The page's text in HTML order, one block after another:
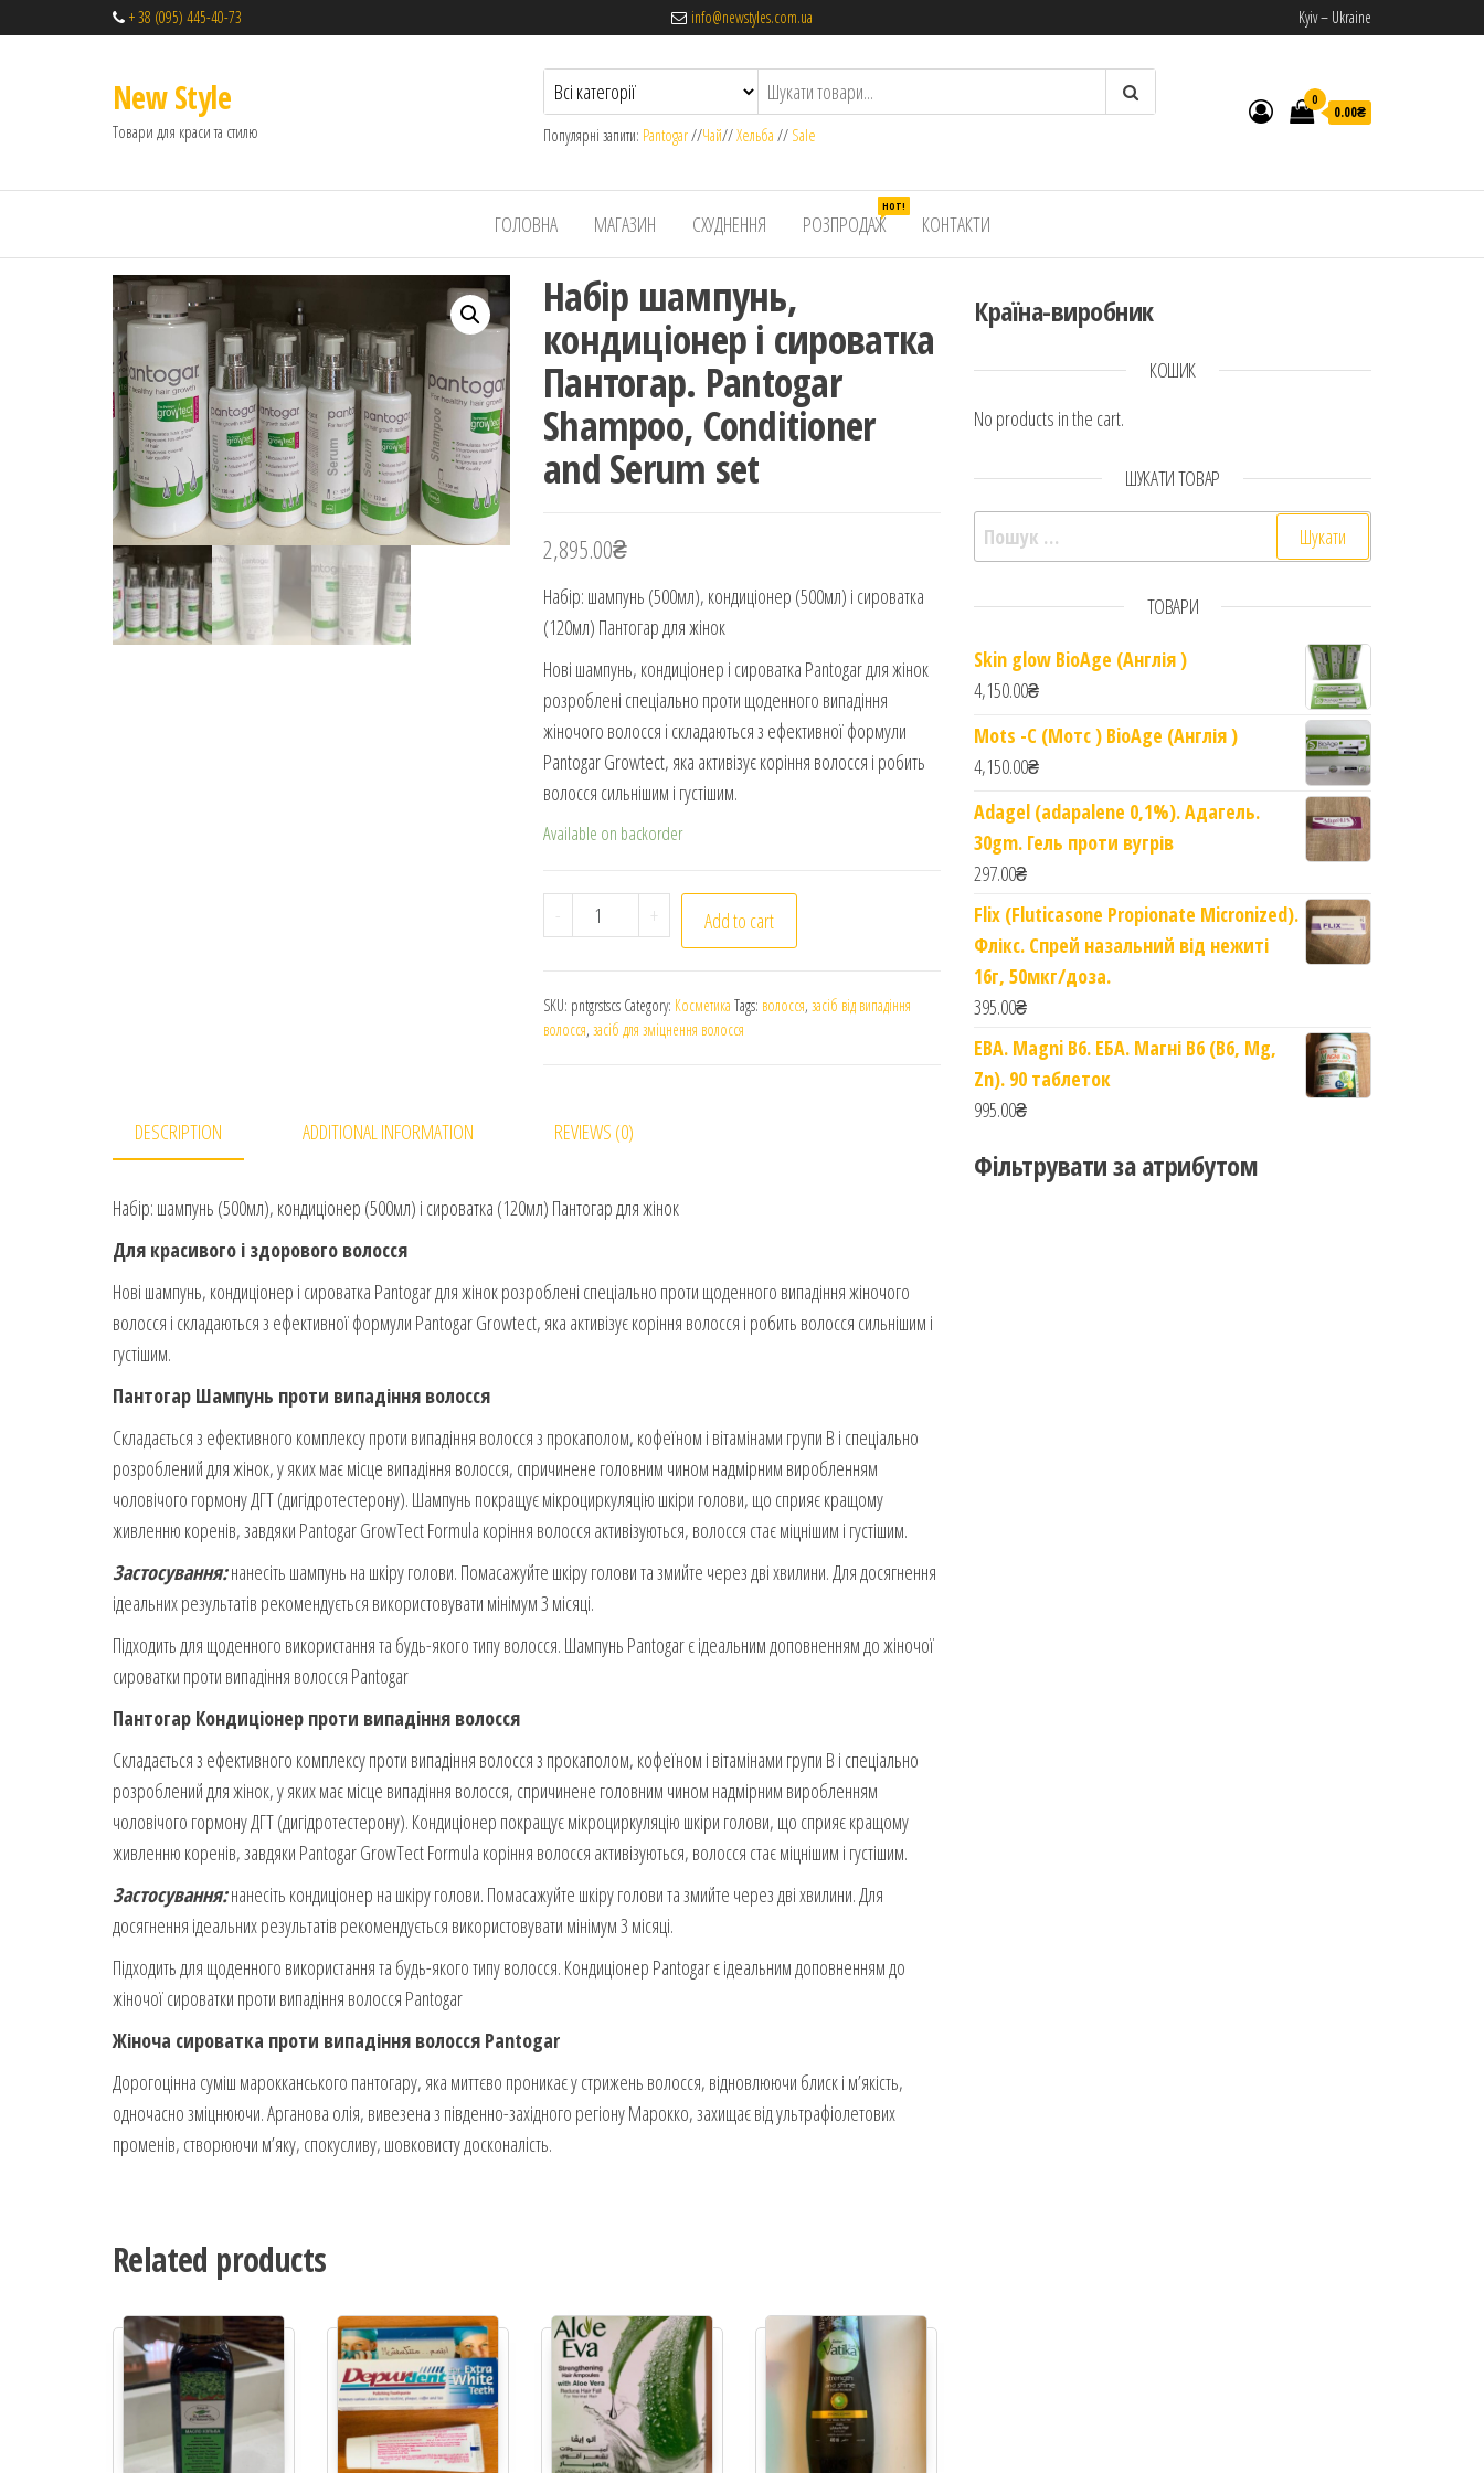
+ 38 (095) 445-40-73 info@newstyles.com.ua Kyiv – Ukraine
New Style
Товари для краси та стилю Популярні запити: Pantogar//Чай//Хельба // Sale
0
0.00₴
ГОЛОВНА МАГАЗИН СХУДНЕННЯ РОЗПРОДАЖ
HOT!
КОНТАКТИ
Набір шампунь,
кондиціонер і сироватка
Пантогар. Pantogar
Shampoo, Conditioner
and Serum set
2,895.00₴
Набір: шампунь (500мл), кондиціонер (500мл) і сироватка
(120мл) Пантогар для жінок
Нові шампунь, кондиціонер і сироватка Pantogar для жінок
розроблені спеціально проти щоденного випадіння
жіночого волосся і складаються з ефективної формули
Pantogar Growtect, яка активізує коріння волосся і робить
волосся сильнішим і густішим.
Available on backorder
- Набір шампунь, кондиціонер і сироватка Пантогар. Pantogar Shampoo, Conditioner and Serum set quantity
+ Add to cart
SKU: pntgrstscs Category: Косметика Tags: волосся, засіб від випадіння
волосся, засіб для зміцнення волосся
DESCRIPTION ADDITIONAL INFORMATION REVIEWS (0)
Набір: шампунь (500мл), кондиціонер (500мл) і сироватка (120мл) Пантогар для жінок
Для красивого і здорового волосся
Нові шампунь, кондиціонер і сироватка Pantogar для жінок розроблені спеціально проти щоденного випадіння жіночого
волосся і складаються з ефективної формули Pantogar Growtect, яка активізує коріння волосся і робить волосся сильнішим і
густішим.
Пантогар Шампунь проти випадіння волосся
Складається з ефективного комплексу проти випадіння волосся з прокаполом, кофеїном і вітамінами групи В і спеціально
розроблений для жінок, у яких має місце випадіння волосся, спричинене головним чином надмірним виробленням
чоловічого гормону ДГТ (дигідротестерону). Шампунь покращує мікроциркуляцію шкіри голови, що сприяє кращому
живленню коренів, завдяки Pantogar GrowTect Formula коріння волосся активізуються, волосся стає міцнішим і густішим.
Застосування:нанесіть шампунь на шкіру голови. Помасажуйте шкіру голови та змийте через дві хвилини.Для досягнення
ідеальних результатів рекомендується використовувати мінімум 3 місяці.
Підходить для щоденного використання та будь-якого типу волосся. Шампунь Pantogar є ідеальним доповненням до жіночої
сироватки проти випадіння волосся Pantogar
Пантогар Кондиціонер проти випадіння волосся
Складається з ефективного комплексу проти випадіння волосся з прокаполом, кофеїном і вітамінами групи В і спеціально
розроблений для жінок, у яких має місце випадіння волосся, спричинене головним чином надмірним виробленням
чоловічого гормону ДГТ (дигідротестерону). Кондиціонер покращує мікроциркуляцію шкіри голови, що сприяє кращому
живленню коренів, завдяки Pantogar GrowTect Formula коріння волосся активізуються, волосся стає міцнішим і густішим.
Застосування:нанесіть кондиціонер на шкіру голови. Помасажуйте шкіру голови та змийте через дві хвилини.Для
досягнення ідеальних результатів рекомендується використовувати мінімум 3 місяці.
Підходить для щоденного використання та будь-якого типу волосся. Кондиціонер Pantogar є ідеальним доповненням до
жіночої сироватки проти випадіння волосся Pantogar
Жіноча сироватка проти випадіння волосся Pantogar
Дорогоцінна суміш марокканського пантогару, яка миттєво проникає у стрижень волосся, відновлюючи блиск і м’якість,
одночасно зміцнюючи.Арганова олія, вивезена з південно-західного регіону Марокко, захищає від ультрафіолетових
променів, створюючи м’яку, спокусливу, шовковисту досконалість.
Related products
Країна-виробник
КОШИК
No products in the cart.
ШУКАТИ ТОВАР
Пошук:
ТОВАРИ
Skin glow BioAge (Англія )
4,150.00₴
Mots -C (Мотс ) BioAge (Англія )
4,150.00₴
Adagel (adapalene 0,1%). Адагель.
30gm. Гель проти вугрів
297.00₴
Flix (Fluticasone Propionate Micronized).
Флікс. Спрей назальний від нежиті
16г, 50мкг/доза.
395.00₴
EBA. Magni B6. ЕБА. Магні B6 (B6, Mg,
Zn). 90 таблеток
995.00₴
Фільтрувати за атрибутом